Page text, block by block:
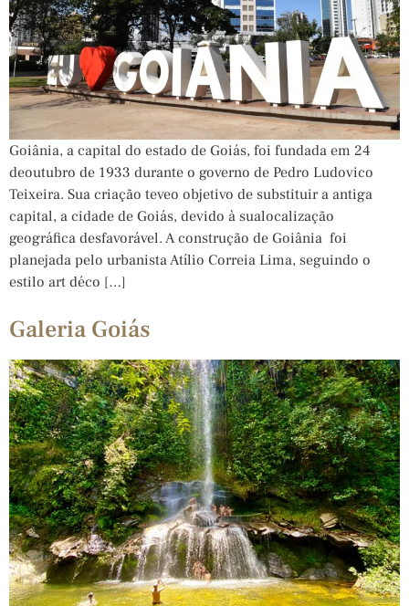
Goiânia, a capital do estado de Goiás, foi fundada em 24
deoutubro de 1933 durante o governo de Pedro Ludovico
Teixeira. Sua criação teveo objetivo de substituir a antiga
capital, a cidade de Goiás, devido à sualocalização
geográfica desfavorável. A construção de Goiânia foi
planejada pelo urbanista Atílio Correia Lima, seguindo o
estilo art déco […]
Galeria Goiás